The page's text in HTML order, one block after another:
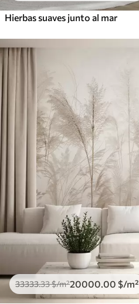
Hierbas suaves junto al mar
33333.33$/m²20000 .00 $/m²